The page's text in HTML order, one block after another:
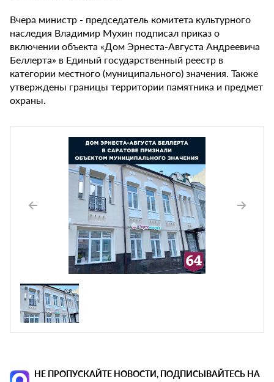
Вчера министр - председатель комитета культурного
наследия Владимир Мухин подписал приказ о
включении объекта «Дом Эрнеста-Августа Андреевича
Беллерта» в Единый государственный реестр в
категории местного (муниципального) значения. Также
утверждены границы территории памятника и предмет
охраны.
НЕ ПРОПУСКАЙТЕ НОВОСТИ, ПОДПИСЫВАЙТЕСЬ НА